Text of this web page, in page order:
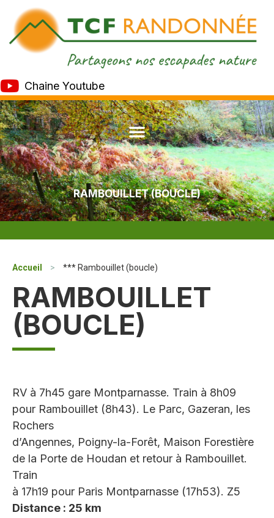
Chaine Youtube
RAMBOUILLET (BOUCLE)
Accueil > *** Rambouillet (boucle)
RAMBOUILLET
(BOUCLE)
RV à 7h45 gare Montparnasse. Train à 8h09
pour Rambouillet (8h43). Le Parc, Gazeran, les
Rochers
d’Angennes, Poigny-la-Forêt, Maison Forestière
de la Porte de Houdan et retour à Rambouillet.
Train
à 17h19 pour Paris Montparnasse (17h53). Z5
Distance : 25 km